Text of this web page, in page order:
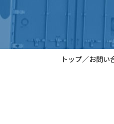
トップ／お問い